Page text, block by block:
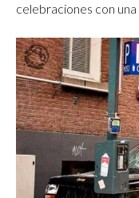
celebraciones con una